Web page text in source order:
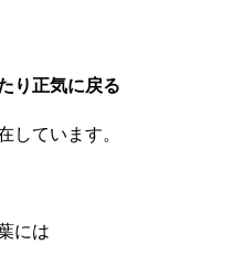
り正気に戻る
しています。
には